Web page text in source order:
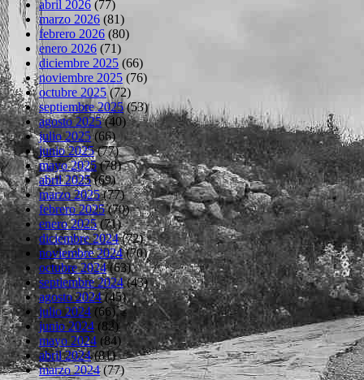
abril 2026 (77)
marzo 2026 (81)
febrero 2026 (80)
enero 2026 (71)
diciembre 2025 (66)
noviembre 2025 (76)
octubre 2025(72)
septiembre 2025(53)
agosto 2025(40)
julio 2025(66)
junio 2025(77)
mayo 2025(78)
abril 2025(69)
marzo 2025(77)
febrero 2025(70)
enero 2025(71)
diciembre 2024(72)
noviembre 2024(70)
octubre 2024(63)
septiembre 2024(43)
agosto 2024(45)
julio 2024(66)
junio 2024 (82)
mayo 2024 (84)
abril 2024(81)
marzo 2024(77)